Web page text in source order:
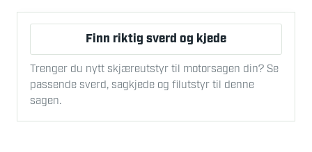
500i-
W
MOTORSAG
antall
Finn riktig sverd og kjede
Trenger du nytt skjæreutstyr til motorsagen din? Se
passende sverd, sagkjede og filutstyr til denne
sagen.